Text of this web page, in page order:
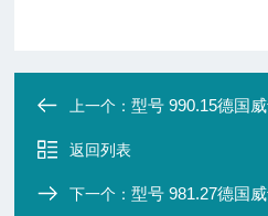
上一个：型号 990.15德国威
返回列表
下一个：型号 981.27德国